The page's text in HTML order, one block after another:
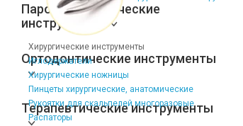
Хирургические инструменты
Иглодержатели
Хирургические ножницы
Пинцеты хирургические, анатомические
Рукоятки для скальпелей многоразовые
Распаторы
Пародонтологические
инструменты
Ортодонтические инструменты
Терапевтические инструменты